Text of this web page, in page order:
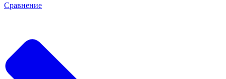
Сравнение